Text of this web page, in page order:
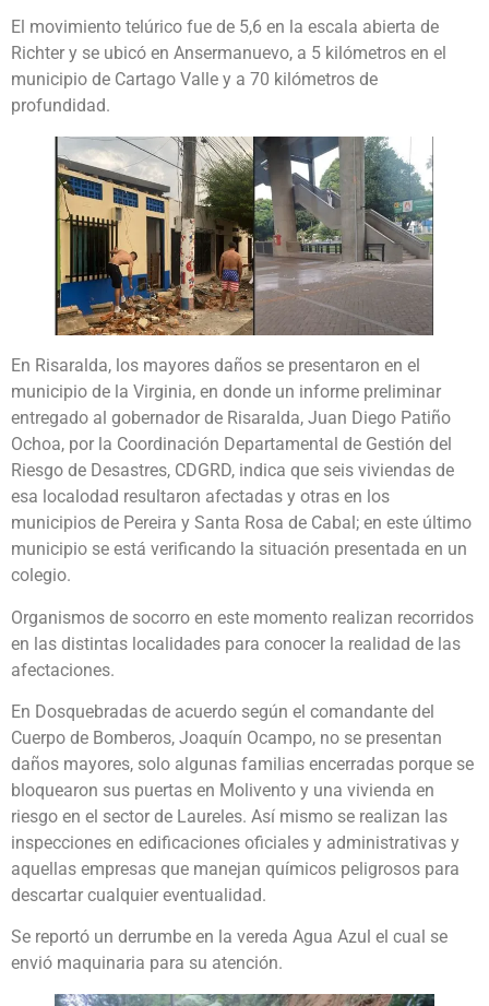
El movimiento telúrico fue de 5,6 en la escala abierta de
Richter y se ubicó en Ansermanuevo, a 5 kilómetros en el
municipio de Cartago Valle y a 70 kilómetros de
profundidad.
En Risaralda, los mayores daños se presentaron en el
municipio de la Virginia, en donde un informe preliminar
entregado al gobernador de Risaralda, Juan Diego Patiño
Ochoa, por la Coordinación Departamental de Gestión del
Riesgo de Desastres, CDGRD, indica que seis viviendas de
esa localodad resultaron afectadas y otras en los
municipios de Pereira y Santa Rosa de Cabal; en este último
municipio se está verificando la situación presentada en un
colegio.
Organismos de socorro en este momento realizan recorridos
en las distintas localidades para conocer la realidad de las
afectaciones.
En Dosquebradas de acuerdo según el comandante del
Cuerpo de Bomberos, Joaquín Ocampo, no se presentan
daños mayores, solo algunas familias encerradas porque se
bloquearon sus puertas en Molivento y una vivienda en
riesgo en el sector de Laureles. Así mismo se realizan las
inspecciones en edificaciones oficiales y administrativas y
aquellas empresas que manejan químicos peligrosos para
descartar cualquier eventualidad.
Se reportó un derrumbe en la vereda Agua Azul el cual se
envió maquinaria para su atención.